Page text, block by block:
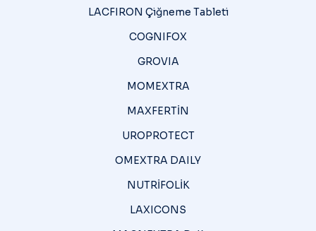
LACFIRON Çiğneme Tableti
COGNIFOX
GROVIA
MOMEXTRA
MAXFERTİN
UROPROTECT
OMEXTRA DAILY
NUTRİFOLİK
LAXICONS